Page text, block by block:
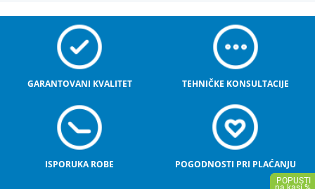
GARANTOVANI KVALITET TEHNIČKE KONSULTACIJE
ISPORUKA ROBE POGODNOSTI PRI PLAĆANJU